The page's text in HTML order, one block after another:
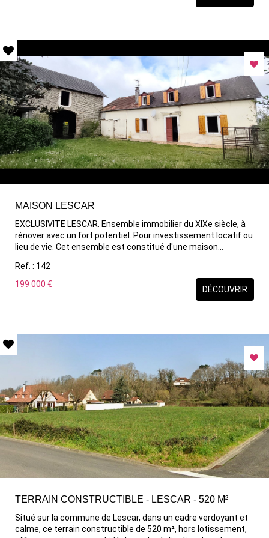
s'ouvrant sur le jardin invitent à la détente sur la terrasse
MAISON LESCAR
EXCLUSIVITE LESCAR. Ensemble immobilier du XIXe siècle, à
rénover avec un fort potentiel. Pour investissement locatif ou
lieu de vie. Cet ensemble est constitué d'une maison
volumes et de nombreuses possibilités d'aménagement, en
complément une grange idéale pour atelier ou habitation, et
afin une parcelle constructible pour extension ou projet d'une
seconde construction. ON AIME : la parcelle clôturée et située
Ref. : 142
199 000 €
DÉCOUVRIR
TERRAIN CONSTRUCTIBLE - LESCAR - 520 M²
Situé sur la commune de Lescar, dans un cadre verdoyant et
calme, ce terrain constructible de 520 m², hors lotissement,